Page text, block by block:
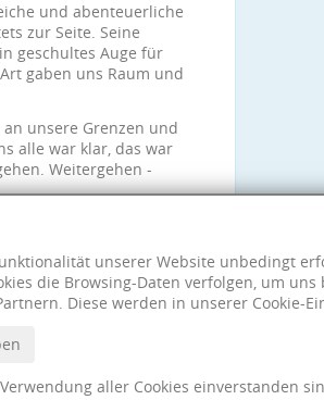
und abenteuerliche
zur Seite. Seine
geschultes Auge für
gaben uns Raum und
unsere Grenzen und
alle war klar, das war
Weitergehen -
unserer Website unbedingt
die Browsing-Daten verfolgen, um
Diese werden in unserer Cookie-
aller Cookies einverstanden